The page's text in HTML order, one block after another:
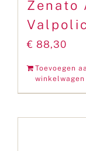
Zenato
€ 88,30
Toevoegen
winkelwagen